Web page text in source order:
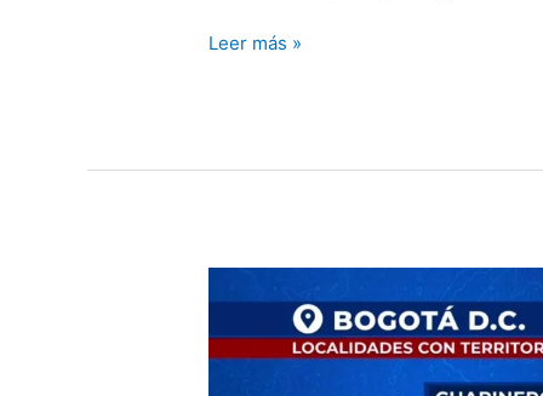
Conoce
Bolívar
Bogotá
Colombia.
Leer más »